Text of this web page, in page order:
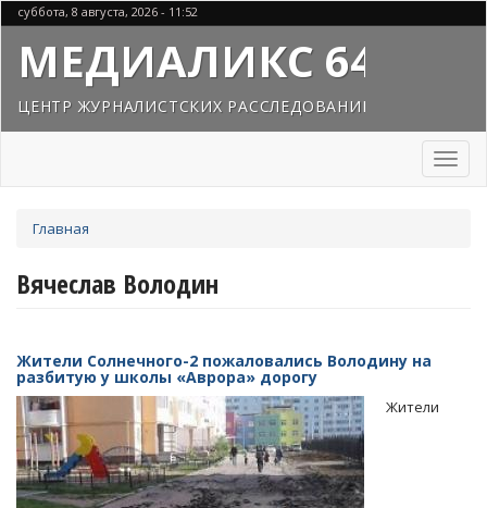
Перейти
к
основному
содержанию
суббота, 8 августа, 2026 - 11:52
МЕДИАЛИКС 64
ЦЕНТР ЖУРНАЛИСТСКИХ РАССЛЕДОВАНИЙ
Toggle
здесь
Главная
Вячеслав Володин
Жители Солнечного-2 пожаловались Володину на
разбитую у школы «Аврора» дорогу
Жители